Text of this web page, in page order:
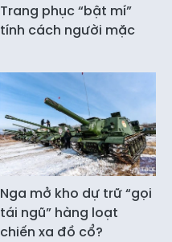
Trang phục “bật mí”
tính cách người mặc
Nga mở kho dự trữ “gọi
tái ngũ” hàng loạt
chiến xa đồ cổ?